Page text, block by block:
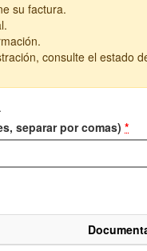
su factura.
consulte el estado
separar por comas) *